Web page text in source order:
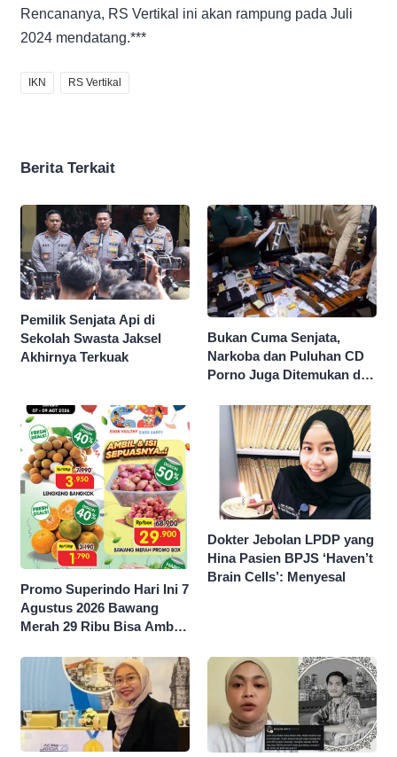
Rencananya, RS Vertikal ini akan rampung pada Juli
2024 mendatang.***
IKN RS Vertikal
Berita Terkait
Pemilik Senjata Api di
Sekolah Swasta Jaksel
Akhirnya Terkuak
Bukan Cuma Senjata,
Narkoba dan Puluhan CD
Porno Juga Ditemukan di
Promo Superindo Hari Ini 7
Agustus 2026 Bawang
Merah 29 Ribu Bisa Ambil
50 Persen
Dokter Jebolan LPDP yang
Hina Pasien BPJS ‘Haven’t
Brain Cells’: Menyesal